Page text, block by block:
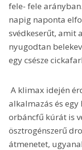
fele- fele
napig naponta
svédkeserűt, amit
nyugodtan
egy csésze
A klimax idején érdemes kúraszerűen - három hét
alkalmazás és egy
orbáncfű kúrát is
ösztrogénszerű
átmenetet,